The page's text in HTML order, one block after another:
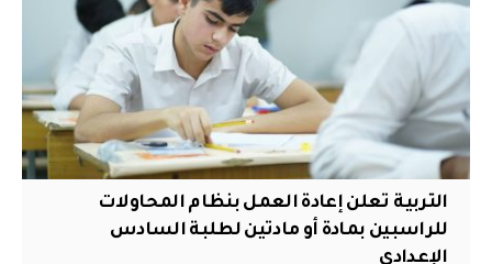
التربية تعلن إعادة العمل بنظام المحاولات
للراسبين بمادة أو مادتين لطلبة السادس
الإعدادي